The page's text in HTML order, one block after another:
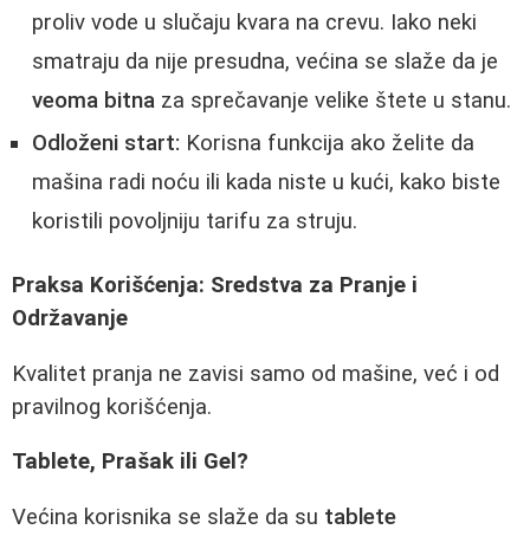
proliv vode u slučaju kvara na crevu. Iako neki
smatraju da nije presudna, većina se slaže da je
veoma bitna za sprečavanje velike štete u stanu.
Odloženi start: Korisna funkcija ako želite da
mašina radi noću ili kada niste u kući, kako biste
koristili povoljniju tarifu za struju.
Praksa Korišćenja: Sredstva za Pranje i
Održavanje
Kvalitet pranja ne zavisi samo od mašine, već i od
pravilnog korišćenja.
Tablete, Prašak ili Gel?
Većina korisnika se slaže da su tablete